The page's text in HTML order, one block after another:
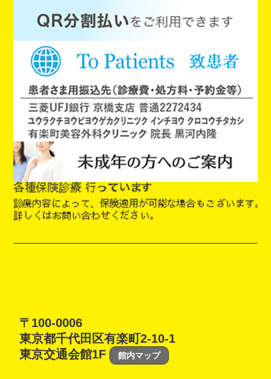
〒100-0006
東京都千代田区有楽町2-10-1
東京交通会館1F
館内マップ